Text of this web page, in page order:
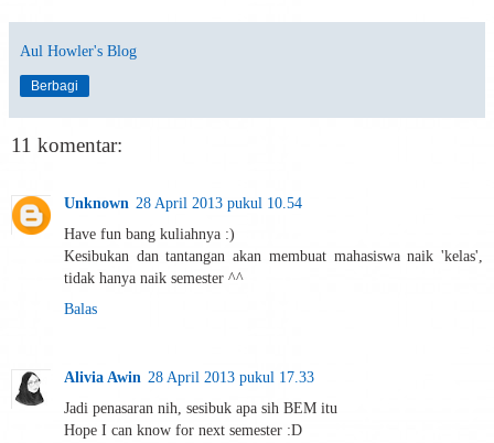
Aul Howler's Blog
Berbagi
11 komentar:
Unknown 28 April 2013 pukul 10.54
Have fun bang kuliahnya :)
Kesibukan dan tantangan akan membuat mahasiswa naik 'kelas',
tidak hanya naik semester ^^
Balas
Alivia Awin 28 April 2013 pukul 17.33
Jadi penasaran nih, sesibuk apa sih BEM itu
Hope I can know for next semester :D